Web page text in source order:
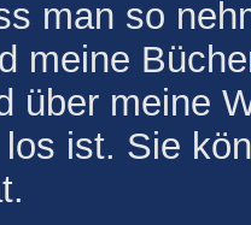
man so
meine
über meine
ist. Sie